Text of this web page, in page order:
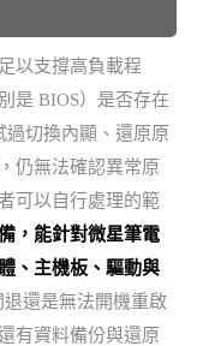
以支撐高負載程
是 BIOS）是否存在
切換內顯、還原原
仍無法確認異常原
可以自行處理的範
，能針對微星筆電
、主機板、驅動與
退還是無法開機重啟
有資料備份與還原